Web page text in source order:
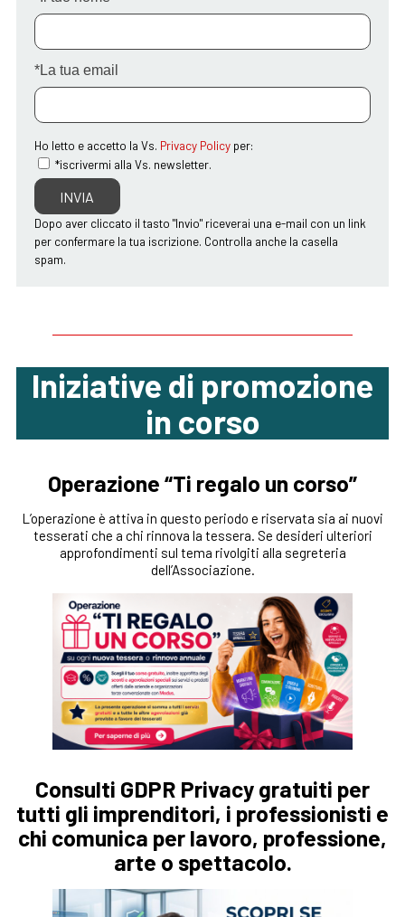
*La tua email
Ho letto e accetto la Vs. Privacy Policyper:
*iscrivermi alla Vs. newsletter.
Dopo aver cliccato il tasto "Invio" riceverai una e-mail con un link
per confermare la tua iscrizione. Controlla anche la casella
spam.
Iniziative di promozione
in corso
Operazione “Ti regalo un corso”
L’operazione è attiva in questo periodo e riservata sia ai nuovi
tesserati che a chi rinnova la tessera. Se desideri ulteriori
approfondimenti sul tema rivolgiti alla segreteria
dell’Associazione.
Consulti GDPR Privacy gratuiti per
tutti gli imprenditori, i professionisti e
chi comunica per lavoro, professione,
arte o spettacolo.